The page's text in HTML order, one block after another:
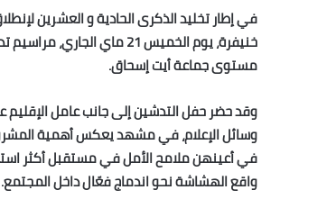
في إطار تخليد الذكرى الحادية و العشرين
خنيفرة، يوم الخميس 21
مستوى جماعة أيت إسحاق.
وقد حضر حفل التدشين إلى جانب عامل الإقليم
وسائل الإعلام، في مشهد يعكس أهمية
في أعينهن ملامح الأمل في مستقبل أكثر
واقع الهشاشة نحو اندماج فعّال داخل المجتمع.